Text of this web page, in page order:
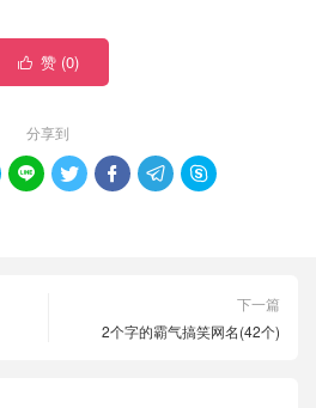
 赞 (0)
分享到
    
下一篇
2个字的霸气搞笑网名(42个)